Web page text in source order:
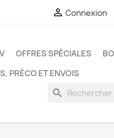
 Connexion
OFFRES SPÉCIALES
PRÉCO ET ENVOIS
search